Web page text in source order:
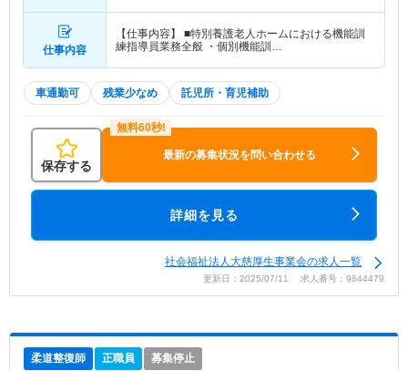
仕事内容
【仕事内容】 ■特別養護老人ホームにおける機能訓
練指導員業務全般 ・個別機能訓…
車通勤可 残業少なめ 託児所・育児補助
保存する
最新の募集状況を問い合わせる
詳細を見る
社会福祉法人大慈厚生事業会の求人一覧
更新日：2025/07/11 求人番号：9844479
柔道整復師 正職員 募集停止